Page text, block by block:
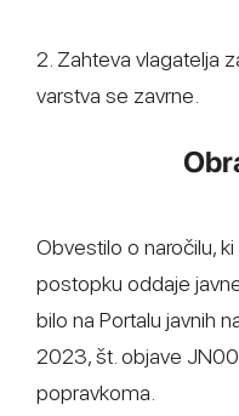
2. Zahteva vlagatelja
varstva se zavrne.
Obvestilo o naročilu,
postopku oddaje
bilo na Portalu javnih
2023, št. objave
popravkoma.